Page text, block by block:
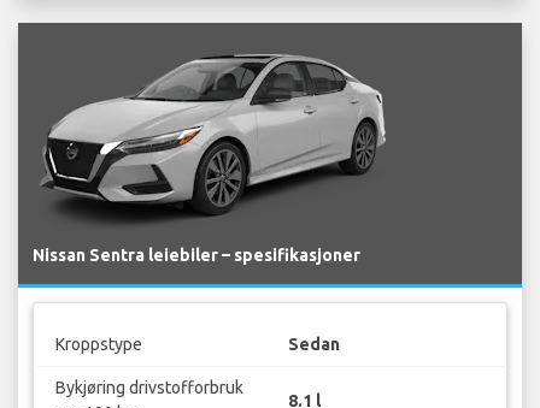
Nissan Sentra leiebiler – spesifikasjoner
Kroppstype Sedan
Bykjøring drivstofforbruk
8.1 l